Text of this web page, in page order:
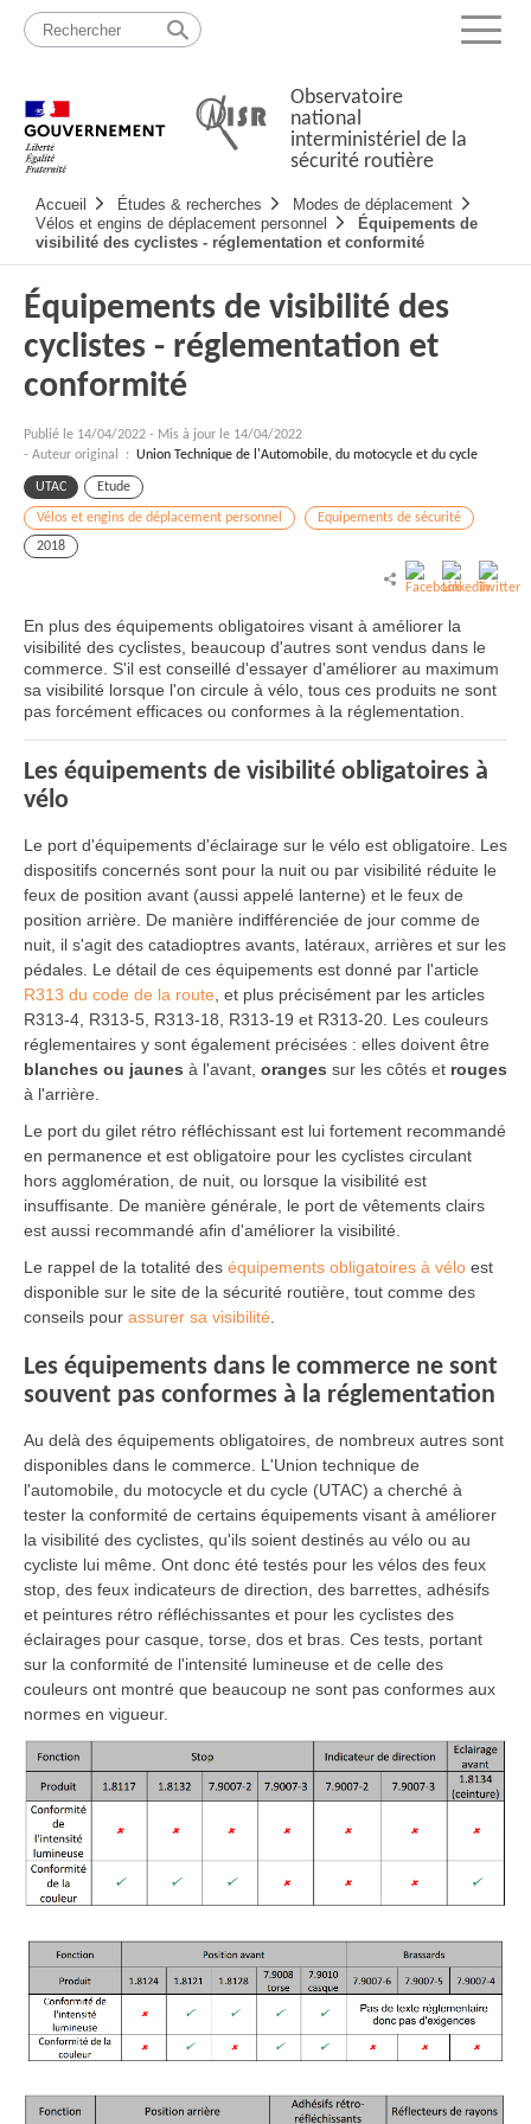
Passer
contenu
Menu
Observatoire
national
interministériel de la
sécurité routière
principale
Accueil Études & recherches
Modes de déplacement
Vélos et engins de déplacement personnel
Équipements de
visibilité des cyclistes - réglementation et conformité
Équipements de visibilité des
cyclistes - réglementation et
conformité
Publié le 14/04/2022 - Mis à jour le 14/04/2022
- Auteur original : Union Technique de l'Automobile, du motocycle et du cycle
UTAC Etude
Vélos et engins de déplacement personnel
Equipements de sécurité
2018
En plus des équipements obligatoires visant à améliorer la
visibilité des cyclistes, beaucoup d'autres sont vendus dans le
commerce. S'il est conseillé d'essayer d'améliorer au maximum
sa visibilité lorsque l'on circule à vélo, tous ces produits ne sont
pas forcément efficaces ou conformes à la réglementation.
Les équipements de visibilité obligatoires à
vélo
Le port d'équipements d'éclairage sur le vélo est obligatoire. Les
dispositifs concernés sont pour la nuit ou par visibilité réduite le
feux de position avant (aussi appelé lanterne) et le feux de
position arrière. De manière indifférenciée de jour comme de
nuit, il s'agit des catadioptres avants, latéraux, arrières et sur les
pédales. Le détail de ces équipements est donné par l'article
R313 du code de la route , et plus précisément par les articles
R313-4, R313-5, R313-18, R313-19 et R313-20. Les couleurs
réglementaires y sont également précisées : elles doivent être
blanches ou jaunes à l'avant, oranges sur les côtés et rouges
à l'arrière.
Le port du gilet rétro réfléchissant est lui fortement recommandé
en permanence et est obligatoire pour les cyclistes circulant
hors agglomération, de nuit, ou lorsque la visibilité est
insuffisante. De manière générale, le port de vêtements clairs
est aussi recommandé afin d'améliorer la visibilité.
Le rappel de la totalité des équipements obligatoires à vélo est
disponible sur le site de la sécurité routière, tout comme des
conseils pour assurer sa visibilité
Les équipements dans le commerce ne sont
souvent pas conformes à la réglementation
Au delà des équipements obligatoires, de nombreux autres sont
disponibles dans le commerce. L'Union technique de
l'automobile, du motocycle et du cycle (UTAC) a cherché à
tester la conformité de certains équipements visant à améliorer
la visibilité des cyclistes, qu'ils soient destinés au vélo ou au
cycliste lui même. Ont donc été testés pour les vélos des feux
stop, des feux indicateurs de direction, des barrettes, adhésifs
et peintures rétro réfléchissantes et pour les cyclistes des
éclairages pour casque, torse, dos et bras. Ces tests, portant
sur la conformité de l'intensité lumineuse et de celle des
couleurs ont montré que beaucoup ne sont pas conformes aux
normes en vigueur.